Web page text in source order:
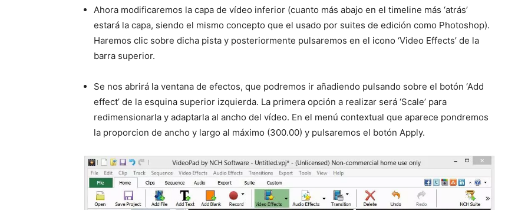
Ahora modificaremos la capa de vídeo inferior (cuanto más abajo en el timeline más ‘atrás’
estará la capa, siendo el mismo concepto que el usado por suites de edición como Photoshop).
Haremos clic sobre dicha pista y posteriormente pulsaremos en el icono ‘Video Effects’ de la
barra superior.
Se nos abrirá la ventana de efectos, que podremos ir añadiendo pulsando sobre el botón ‘Add
effect’ de la esquina superior izquierda. La primera opción a realizar será ‘Scale’ para
redimensionarla y adaptarla al ancho del vídeo. En el menú contextual que aparece pondremos
la proporcion de ancho y largo al máximo (300.00) y pulsaremos el botón Apply.